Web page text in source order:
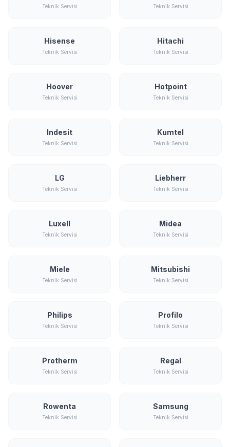
Teknik Servisi Teknik Servisi
Hisense
Teknik Servisi
Hitachi
Teknik Servisi
Hoover
Teknik Servisi
Hotpoint
Teknik Servisi
Indesit
Teknik Servisi
Kumtel
Teknik Servisi
LG
Teknik Servisi
Liebherr
Teknik Servisi
Luxell
Teknik Servisi
Midea
Teknik Servisi
Miele
Teknik Servisi
Mitsubishi
Teknik Servisi
Philips
Teknik Servisi
Profilo
Teknik Servisi
Protherm
Teknik Servisi
Regal
Teknik Servisi
Rowenta
Teknik Servisi
Samsung
Teknik Servisi